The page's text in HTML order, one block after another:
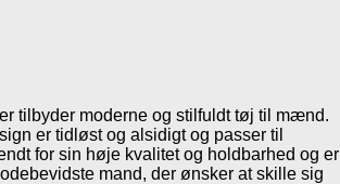
tilbyder moderne og stilfuldt tøj til mænd.
er tidløst og alsidigt og passer til
for sin høje kvalitet og holdbarhed og er
mand, der ønsker at skille sig